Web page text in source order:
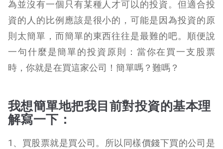
為並沒有一個只有某種人才可以的投資。但適合投
資的人的比例應該是很小的，可能是因為投資的原
則太簡單，而簡單的東西往往是最難的吧。順便說
一句什麼是簡單的投資原則：當你在買一支股票
時，你就是在買這家公司！簡單嗎？難嗎？
我想簡單地把我目前對投資的基本理
解寫一下：
1、買股票就是買公司。所以同樣價錢下買的公司是